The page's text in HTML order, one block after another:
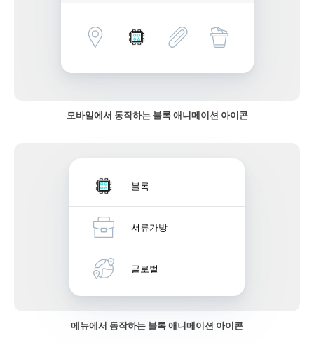
모바일에서 동작하는 블록 애니메이션 아이콘
블록
서류가방
글로벌
메뉴에서 동작하는 블록 애니메이션 아이콘